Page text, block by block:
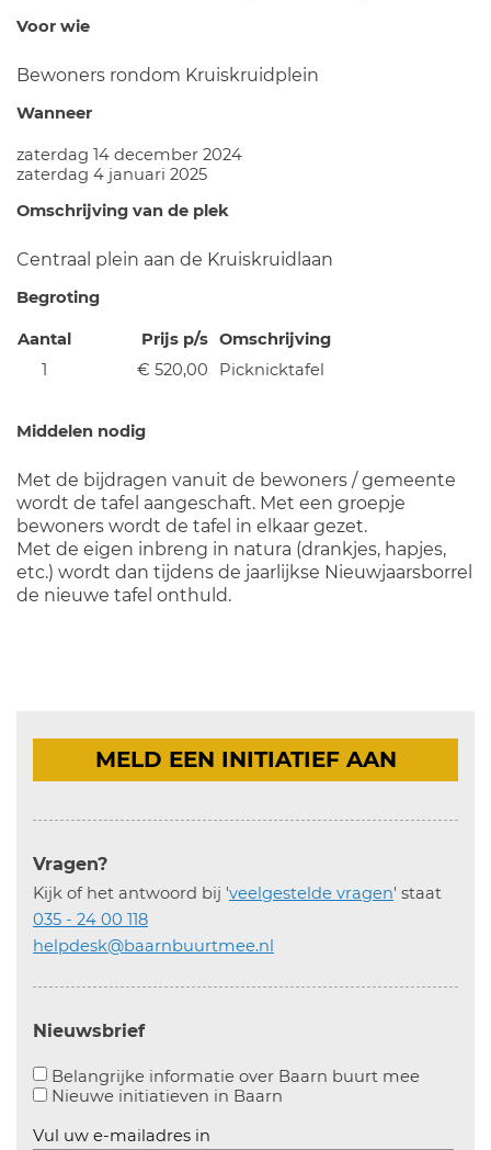
Voor wie
Bewoners rondom Kruiskruidplein
Wanneer
zaterdag 14 december 2024
zaterdag 4 januari 2025
Omschrijving van de plek
Centraal plein aan de Kruiskruidlaan
Begroting
Aantal Prijs p/s Omschrijving
1
€ 520,00 Picknicktafel
Middelen nodig
Met de bijdragen vanuit de bewoners / gemeente
wordt de tafel aangeschaft. Met een groepje
bewoners wordt de tafel in elkaar gezet.
Met de eigen inbreng in natura (drankjes, hapjes,
etc.) wordt dan tijdens de jaarlijkse Nieuwjaarsborrel
de nieuwe tafel onthuld.
MELD EEN INITIATIEF AAN
Vragen?
Kijk of het antwoord bij 'veelgestelde vragen' staat
035 - 24 00 118
helpdesk@baarnbuurtmee.nl
Nieuwsbrief
Belangrijke informatie over Baarn buurt mee
Nieuwe initiatieven in Baarn
Vul uw e-mailadres in